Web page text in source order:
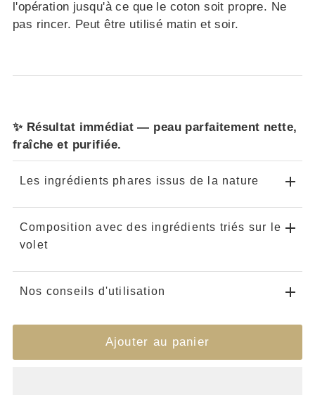
l'opération jusqu'à ce que le coton soit propre. Ne
pas rincer. Peut être utilisé matin et soir.
✨ Résultat immédiat — peau parfaitement nette,
fraîche et purifiée.
Les ingrédients phares issus de la nature
Composition avec des ingrédients triés sur le
volet
Nos conseils d'utilisation